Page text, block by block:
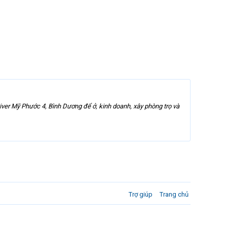
Mỹ Phước 4, Bình Dương để ở, kinh doanh, xây phòng trọ và
Trợ giúp Trang chủ